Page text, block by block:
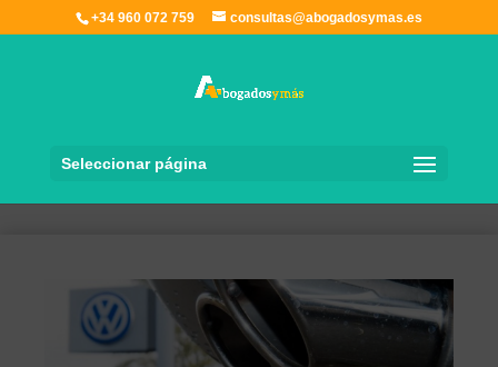
+34 960 072 759 consultas@abogadosymas.es
Seleccionar página